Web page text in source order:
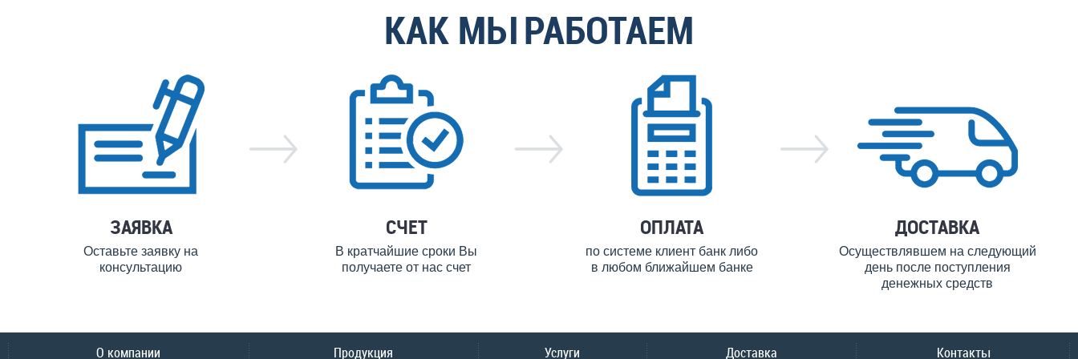
КАК МЫ РАБОТАЕМ
ЗАЯВКА
Оставьте заявку на
консультацию
СЧЕТ
В кратчайшие сроки Вы
получаете от нас счет
ОПЛАТА
по системе клиент банк либо
в любом ближайшем банке
ДОСТАВКА
Осуществлявшем на следующий
день после поступления
денежных средств
О компании Продукция Услуги Доставка Контакты